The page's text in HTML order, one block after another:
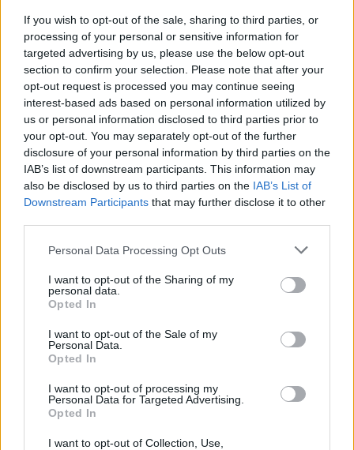
If you wish to opt-out of the sale, sharing to third parties, or
processing of your personal or sensitive information for
targeted advertising by us, please use the below opt-out
section to confirm your selection. Please note that after your
opt-out request is processed you may continue seeing
interest-based ads based on personal information utilized by
us or personal information disclosed to third parties prior to
your opt-out. You may separately opt-out of the further
disclosure of your personal information by third parties on the
IAB’s list of downstream participants. This information may
also be disclosed by us to third parties on the IAB’s List of
Downstream Participants that may further disclose it to other
Personal Data Processing Opt Outs
I want to opt-out of the Sharing of my
personal data.
Opted In
I want to opt-out of the Sale of my
Personal Data.
Opted In
I want to opt-out of processing my
Personal Data for Targeted Advertising.
Opted In
I want to opt-out of Collection, Use,
stabilisce solo se una persona ha sviluppato o meno gli anticorpi,
con risultato positivo/negativo; il test sierologico quantitativo (60 €)
rileva e quantifica gli anticorpi IgM e IgG, che possono dare
un’indicazione più puntuale e rilevare un’eventuale possibile
immunizzazione contro il virus; il tampone naso-faringeo (70 €) è
l’unico strumento che diagnostica l’infezione attiva.
Il punto di forza di Unipol Arena Lab – nato dalla collaborazione
dell’Arena bolognese con Synlab, il più importante gruppo europeo
di diagnostica medica – è la rapidità del servizio: si accede
minuti (prelievo venoso), si può ripartire: in 4 minuti l’utente è
l’esito del test dalla piattaforma dedicata ai referti online sul sito
www.synlab.it. In caso di positività Synlab Med è a disposizione dei
lavoratori delle aziende per effettuare il tampone, che viene
eseguito entro i tre giorni successivi.
Per maggiori informazioni: synlabtest@unipolarena.it – 051758758